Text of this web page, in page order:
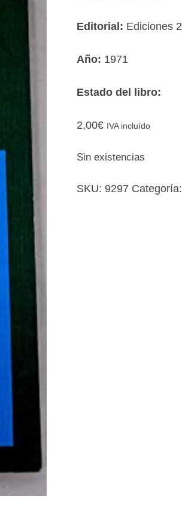
Editorial: Ediciones
Año: 1971
Estado del libro:
2,00€ IVA incluído
Sin existencias
SKU: 9297 Categoría: